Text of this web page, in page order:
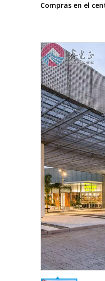
Compras en el